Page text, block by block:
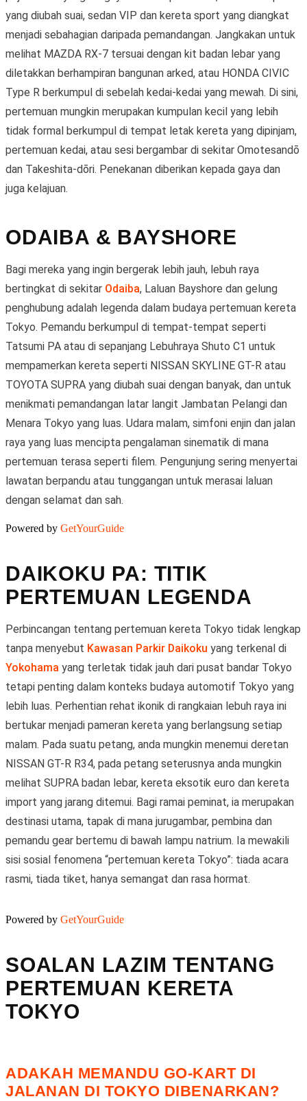
yang diubah suai, sedan VIP dan kereta sport yang diangkat
menjadi sebahagian daripada pemandangan. Jangkakan untuk
melihat MAZDA RX-7 tersuai dengan kit badan lebar yang
diletakkan berhampiran bangunan arked, atau HONDA CIVIC
Type R berkumpul di sebelah kedai-kedai yang mewah. Di sini,
pertemuan mungkin merupakan kumpulan kecil yang lebih
tidak formal berkumpul di tempat letak kereta yang dipinjam,
pertemuan kedai, atau sesi bergambar di sekitar Omotesandō
dan Takeshita-dōri. Penekanan diberikan kepada gaya dan
juga kelajuan.
ODAIBA & BAYSHORE
Bagi mereka yang ingin bergerak lebih jauh, lebuh raya
bertingkat di sekitar Odaiba, Laluan Bayshore dan gelung
penghubung adalah legenda dalam budaya pertemuan kereta
Tokyo. Pemandu berkumpul di tempat-tempat seperti
Tatsumi PA atau di sepanjang Lebuhraya Shuto C1 untuk
mempamerkan kereta seperti NISSAN SKYLINE GT-R atau
TOYOTA SUPRA yang diubah suai dengan banyak, dan untuk
menikmati pemandangan latar langit Jambatan Pelangi dan
Menara Tokyo yang luas. Udara malam, simfoni enjin dan jalan
raya yang luas mencipta pengalaman sinematik di mana
pertemuan terasa seperti filem. Pengunjung sering menyertai
lawatan berpandu atau tunggangan untuk merasai laluan
dengan selamat dan sah.
Powered by GetYourGuide
DAIKOKU PA: TITIK
PERTEMUAN LEGENDA
Perbincangan tentang pertemuan kereta Tokyo tidak lengkap
tanpa menyebut Kawasan Parkir Daikoku yang terkenal di
Yokohama yang terletak tidak jauh dari pusat bandar Tokyo
tetapi penting dalam konteks budaya automotif Tokyo yang
lebih luas. Perhentian rehat ikonik di rangkaian lebuh raya ini
bertukar menjadi pameran kereta yang berlangsung setiap
malam. Pada suatu petang, anda mungkin menemui deretan
NISSAN GT-R R34, pada petang seterusnya anda mungkin
melihat SUPRA badan lebar, kereta eksotik euro dan kereta
import yang jarang ditemui. Bagi ramai peminat, ia merupakan
destinasi utama, tapak di mana jurugambar, pembina dan
pemandu gear bertemu di bawah lampu natrium. Ia mewakili
sisi sosial fenomena “pertemuan kereta Tokyo”: tiada acara
rasmi, tiada tiket, hanya semangat dan rasa hormat.
Powered by GetYourGuide
SOALAN LAZIM TENTANG
PERTEMUAN KERETA
TOKYO
ADAKAH MEMANDU GO-KART DI
JALANAN DI TOKYO DIBENARKAN?